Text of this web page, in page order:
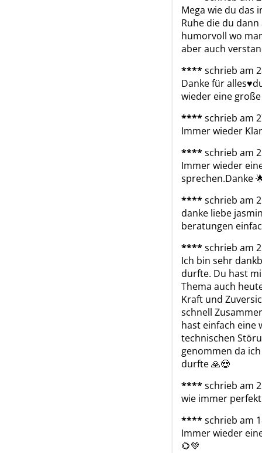
Mega wie du das
Ruhe die du
humorvoll wo
aber auch
****schrieb am
Danke für
wieder eine
****schrieb am
Immer wieder
****schrieb am
Immer wieder
sprechen.Danke
****schrieb am
danke liebe
beratungen
****schrieb am
Ich bin sehr
durfte. Du hast
Thema auch
Kraft und
schnell
hast einfach eine
technischen
genommen da
durfte 🙏😍
****schrieb am
wie immer
****schrieb am
Immer wieder
🌻💚